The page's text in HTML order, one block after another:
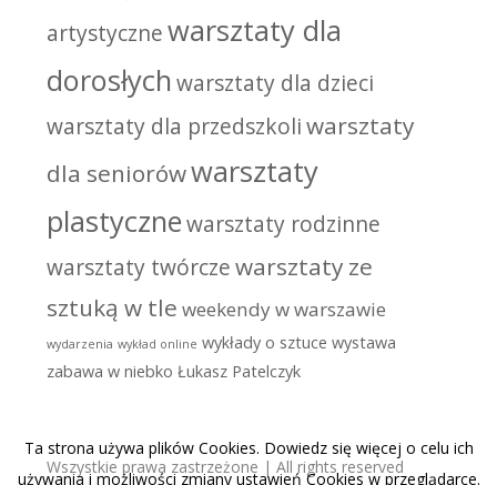
artystyczne warsztaty dla
dorosłych warsztaty dla dzieci
warsztaty dla przedszkoli warsztaty
dla seniorówwarsztaty
plastyczne warsztaty rodzinne
warsztaty twórcze warsztaty ze
sztuką w tle weekendy w warszawie
wydarzenia wykład online wykłady o sztuce wystawa
zabawa w niebko Łukasz Patelczyk
Wszystkie prawa zastrzeżone | All rights reserved
Ta strona używa plików Cookies. Dowiedz się więcej o celu ich
używania i możliwości zmiany ustawień Cookies w przeglądarce.